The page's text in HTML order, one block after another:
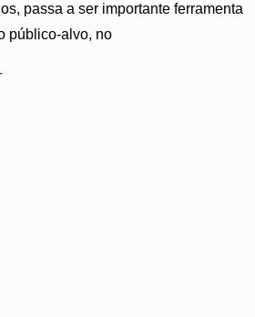
passa a ser importante ferramenta
público-alvo, no